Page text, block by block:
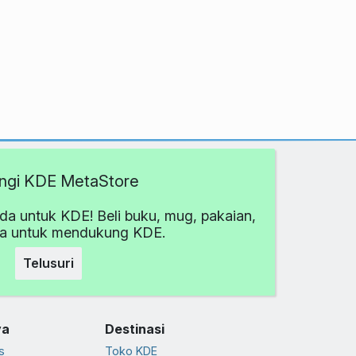
KDE MetaStore
untuk KDE! Beli buku, mug, pakaian,
untuk mendukung KDE.
Telusuri
Destinasi
Toko KDE